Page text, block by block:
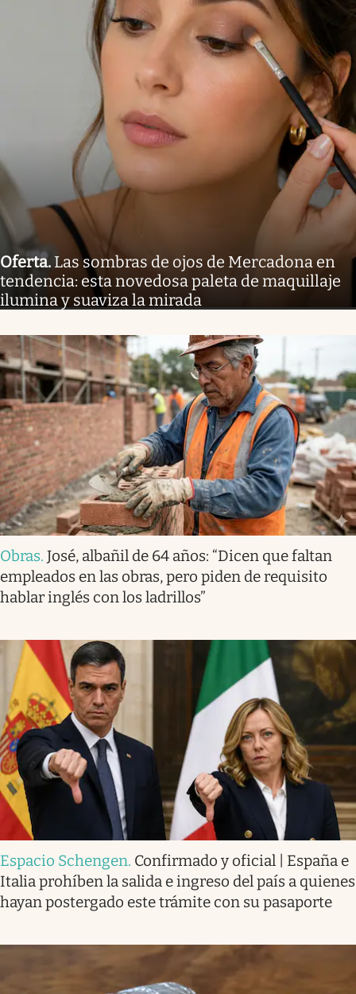
Oferta. Las sombras de ojos de Mercadona en
tendencia: esta novedosa paleta de maquillaje
ilumina y suaviza la mirada
Obras. José, albañil de 64 años: “Dicen que faltan
empleados en las obras, pero piden de requisito
hablar inglés con los ladrillos”
Espacio Schengen. Confirmado y oficial | España e
Italia prohíben la salida e ingreso del país a quienes
hayan postergado este trámite con su pasaporte